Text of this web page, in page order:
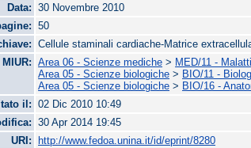
Data:
30 Novembre 2010
50
Cellule staminali cardiache-Matrice
Area 06 - Scienze mediche > MED/11 -
Area 05 - Scienze biologiche > BIO/11 -
Area 05 - Scienze biologiche > BIO/16 -
il:
02 Dic 2010 10:49
30 Apr 2014 19:45
URI:
http://www.fedoa.unina.it/id/eprint/8280